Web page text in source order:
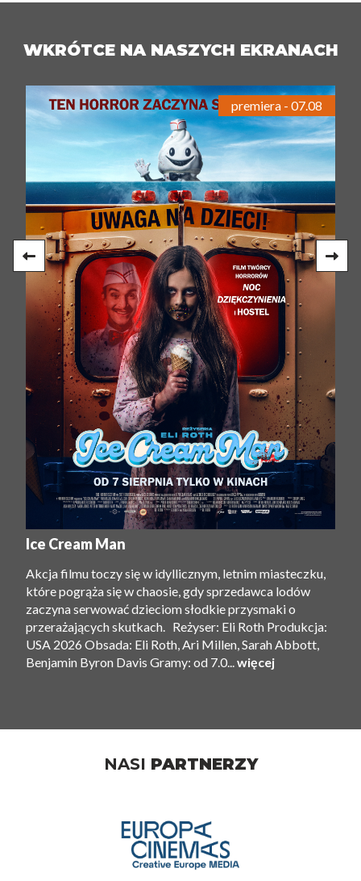
WKRÓTCE NA NASZYCH EKRANACH
Ice Cream Man
Akcja filmu toczy się w idyllicznym, letnim miasteczku,
które pogrąża się w chaosie, gdy sprzedawca lodów
zaczyna serwować dzieciom słodkie przysmaki o
przerażających skutkach. Reżyser: Eli Roth Produkcja:
USA 2026 Obsada: Eli Roth, Ari Millen, Sarah Abbott,
Benjamin Byron Davis Gramy: od 7.0...więcej
premiera - 07.08
NASI PARTNERZY